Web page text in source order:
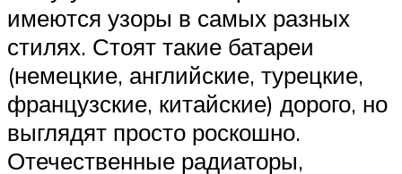
имеются узоры в самых разных
стилях. Стоят такие батареи
(немецкие, английские, турецкие,
французские, китайские) дорого, но
выглядят просто роскошно.
Отечественные радиаторы,